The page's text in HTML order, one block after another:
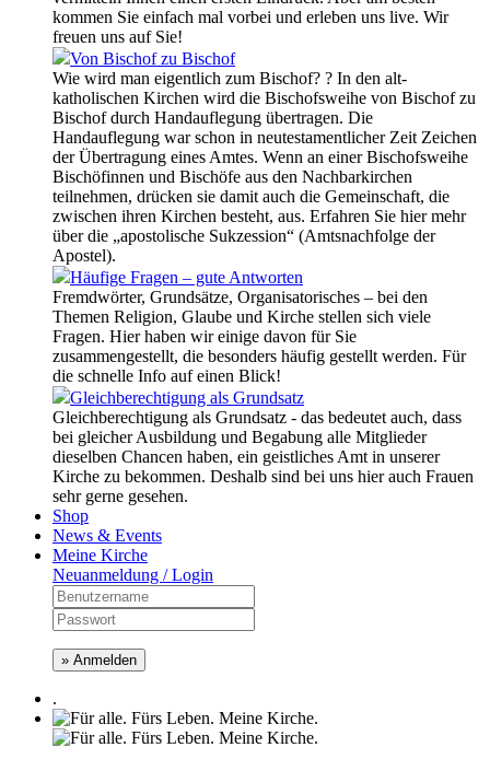
kommen Sie einfach mal vorbei und erleben uns live. Wir
freuen uns auf Sie!
Von Bischof zu Bischof
Wie wird man eigentlich zum Bischof? ? In den alt-
katholischen Kirchen wird die Bischofsweihe von Bischof zu
Bischof durch Handauflegung übertragen. Die
Handauflegung war schon in neutestamentlicher Zeit Zeichen
der Übertragung eines Amtes. Wenn an einer Bischofsweihe
Bischöfinnen und Bischöfe aus den Nachbarkirchen
teilnehmen, drücken sie damit auch die Gemeinschaft, die
zwischen ihren Kirchen besteht, aus. Erfahren Sie hier mehr
über die „apostolische Sukzession“ (Amtsnachfolge der
Apostel).
Häufige Fragen – gute Antworten
Fremdwörter, Grundsätze, Organisatorisches – bei den
Themen Religion, Glaube und Kirche stellen sich viele
Fragen. Hier haben wir einige davon für Sie
zusammengestellt, die besonders häufig gestellt werden. Für
die schnelle Info auf einen Blick!
Gleichberechtigung als Grundsatz
Gleichberechtigung als Grundsatz - das bedeutet auch, dass
bei gleicher Ausbildung und Begabung alle Mitglieder
dieselben Chancen haben, ein geistliches Amt in unserer
Kirche zu bekommen. Deshalb sind bei uns hier auch Frauen
sehr gerne gesehen.
Shop
News & Events
Meine Kirche
Neuanmeldung / Login
» Anmelden
.